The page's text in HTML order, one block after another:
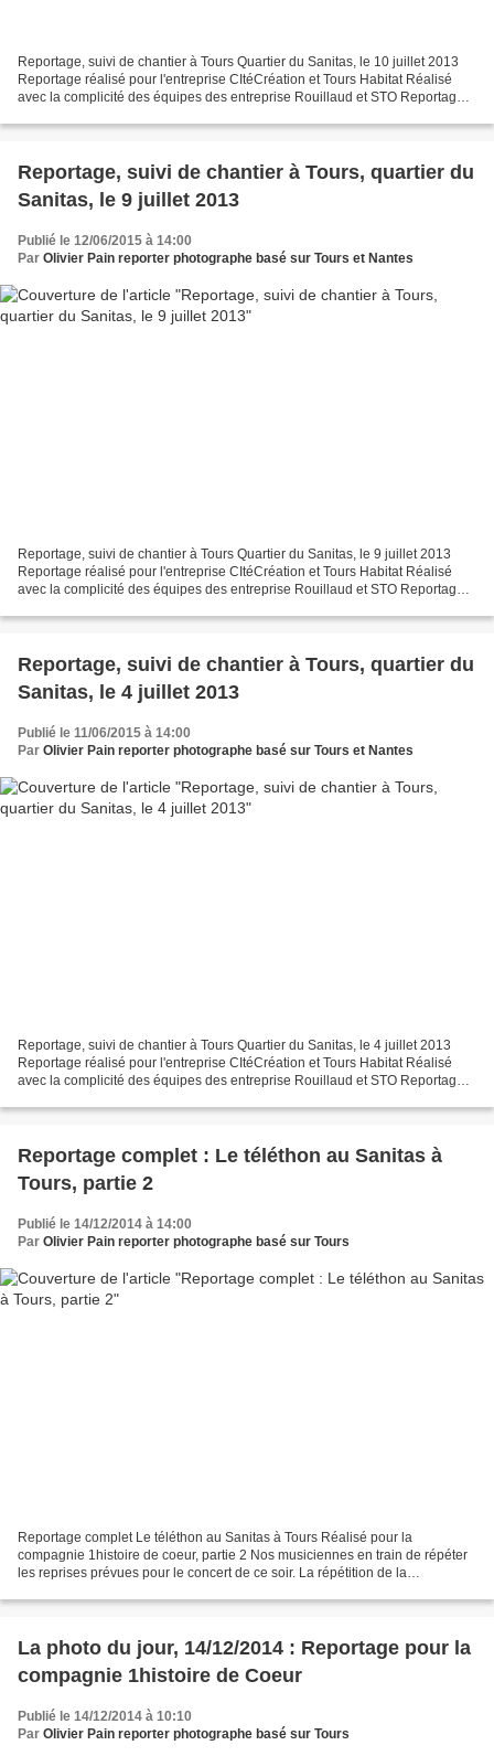
Reportage, suivi de chantier à Tours Quartier du Sanitas, le 10 juillet 2013
Reportage réalisé pour l'entreprise CItéCréation et Tours Habitat Réalisé
avec la complicité des équipes des entreprise Rouillaud et STO Reportage
Reportage, suivi de chantier à Tours, quartier du
Sanitas, le 9 juillet 2013
Publié le 12/06/2015 à 14:00
Par Olivier Pain reporter photographe basé sur Tours et Nantes
Reportage, suivi de chantier à Tours Quartier du Sanitas, le 9 juillet 2013
Reportage réalisé pour l'entreprise CItéCréation et Tours Habitat Réalisé
avec la complicité des équipes des entreprise Rouillaud et STO Reportage
Reportage, suivi de chantier à Tours, quartier du
Sanitas, le 4 juillet 2013
Publié le 11/06/2015 à 14:00
Par Olivier Pain reporter photographe basé sur Tours et Nantes
Reportage, suivi de chantier à Tours Quartier du Sanitas, le 4 juillet 2013
Reportage réalisé pour l'entreprise CItéCréation et Tours Habitat Réalisé
avec la complicité des équipes des entreprise Rouillaud et STO Reportage
Reportage complet : Le téléthon au Sanitas à
Tours, partie 2
Publié le 14/12/2014 à 14:00
Par Olivier Pain reporter photographe basé sur Tours
Reportage complet Le téléthon au Sanitas à Tours Réalisé pour la
compagnie 1histoire de coeur, partie 2 Nos musiciennes en train de répéter
les reprises prévues pour le concert de ce soir. La répétition de la
La photo du jour, 14/12/2014 : Reportage pour la
compagnie 1histoire de Coeur
Publié le 14/12/2014 à 10:10
Par Olivier Pain reporter photographe basé sur Tours